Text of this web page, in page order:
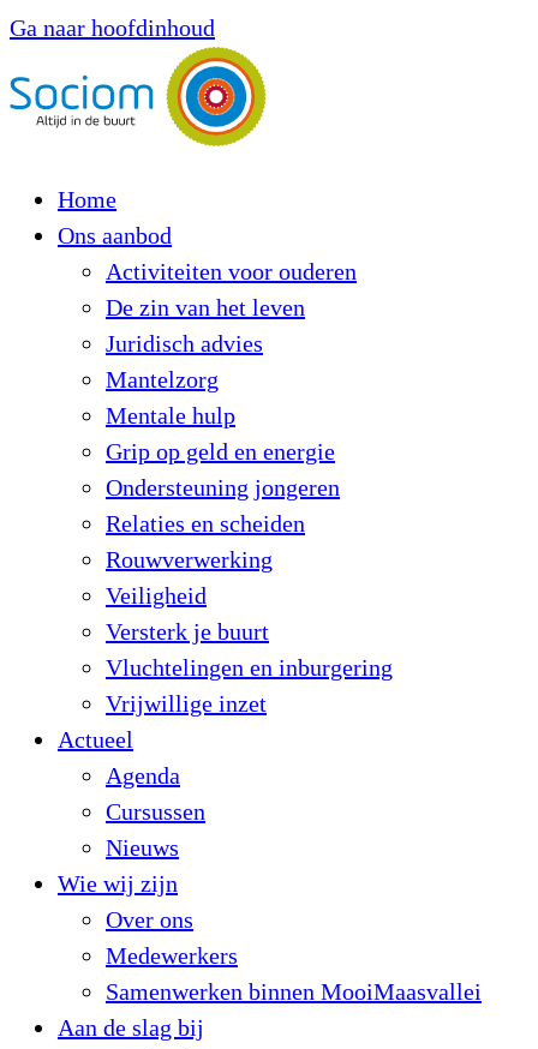
Ga naar hoofdinhoud
Home
Ons aanbod
Activiteiten voor ouderen
De zin van het leven
Juridisch advies
Mantelzorg
Mentale hulp
Grip op geld en energie
Ondersteuning jongeren
Relaties en scheiden
Rouwverwerking
Veiligheid
Versterk je buurt
Vluchtelingen en inburgering
Vrijwillige inzet
Actueel
Agenda
Cursussen
Nieuws
Wie wij zijn
Over ons
Medewerkers
Samenwerken binnen MooiMaasvallei
Aan de slag bij